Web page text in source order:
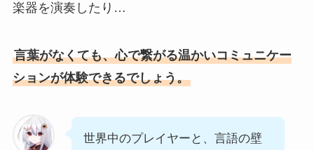
楽器を演奏したり…
言葉がなくても、心で繋がる温かいコミュニケー
ションが体験できるでしょう。
世界中のプレイヤーと、言語の壁